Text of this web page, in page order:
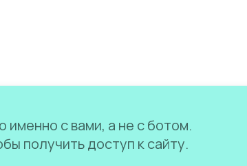
с вами, а не с ботом.
получить доступ к сайту.